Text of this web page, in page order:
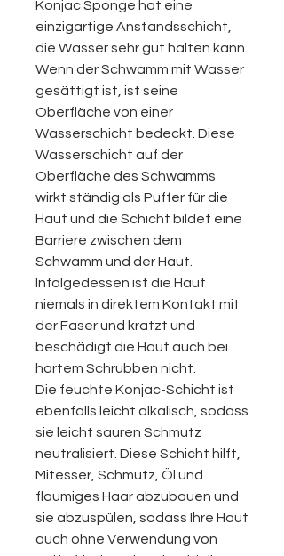
Konjac Sponge hat eine
einzigartige Anstandsschicht,
die Wasser sehr gut halten kann.
Wenn der Schwamm mit Wasser
gesättigt ist, ist seine
Oberfläche von einer
Wasserschicht bedeckt. Diese
Wasserschicht auf der
Oberfläche des Schwamms
wirkt ständig als Puffer für die
Haut und die Schicht bildet eine
Barriere zwischen dem
Schwamm und der Haut.
Infolgedessen ist die Haut
niemals in direktem Kontakt mit
der Faser und kratzt und
beschädigt die Haut auch bei
hartem Schrubben nicht.
Die feuchte Konjac-Schicht ist
ebenfalls leicht alkalisch, sodass
sie leicht sauren Schmutz
neutralisiert. Diese Schicht hilft,
Mitesser, Schmutz, Öl und
flaumiges Haar abzubauen und
sie abzuspülen, sodass Ihre Haut
auch ohne Verwendung von